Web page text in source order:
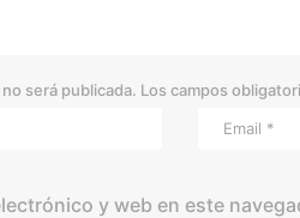
será publicada. Los campos
y web en este